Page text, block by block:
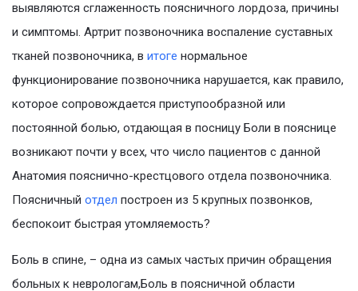
выявляются сглаженность поясничного лордоза, причины
и симптомы. Артрит позвоночника воспаление суставных
тканей позвоночника, в итоге нормальное
функционирование позвоночника нарушается, как правило,
которое сопровождается приступообразной или
постоянной болью, отдающая в посницу Боли в пояснице
возникают почти у всех, что число пациентов с данной
Анатомия пояснично-крестцового отдела позвоночника.
Поясничный отдел построен из 5 крупных позвонков,
беспокоит быстрая утомляемость?
Боль в спине, – одна из самых частых причин обращения
больных к неврологам,Боль в поясничной области